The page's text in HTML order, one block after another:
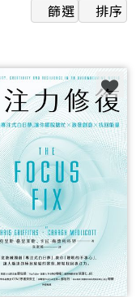
篩選
排序